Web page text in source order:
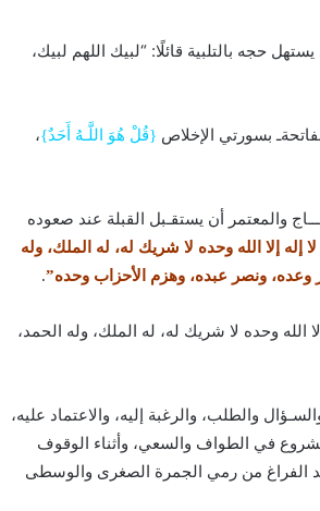
حجه بالتلبية قائلًا: “لبيك اللهم لبيك،
بسورتي الإخلاص {قُلْ هُوَ اللَّـهُ أَحَدٌ}،
والمعتمر أن يستقـبل القبلة عند صعوده
لا إله إلا الله وحده لا شريك له، له الملك، وله
وعده، ونصر عبده، وهزم الأحزاب وحده”.
الله وحده لا شريك له، له الملك، وله الحمد،
والطلب، والرغبة إليه، والاعتماد عليه،
مشروع في الطواف والسعي، وأثناء الوقوف
الفراغ من رمي الجمرة الصغرى والوسطى